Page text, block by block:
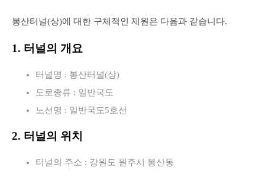
봉산터널(상)에 대한 구체적인 제원은 다음과 같습니다.
1. 터널의 개요
터널명 : 봉산터널(상)
도로종류 : 일반국도
노선명 : 일반국도5호선
2. 터널의 위치
터널의 주소 : 강원도 원주시 봉산동